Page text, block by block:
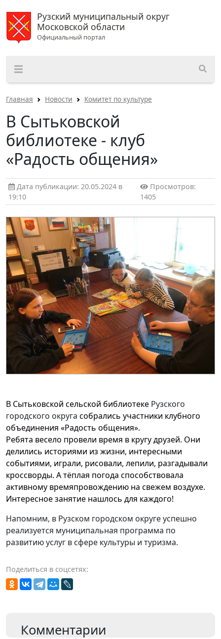
Рузский муниципальный округ
Московской области
Официальный портал
Главная Новости Комитет по культуре
В Сытьковской
библиотеке - клуб
«Радость общения»
Дата публикации: 20.05.2024 в
19:10
Просмотров:
1405
В Сытьковской сельской библиотеке Рузского
городского округа собрались участники клубного
объединения «Радость общения».
Ребята весело провели время в кругу друзей. Они
делились историями из жизни, интересными
событиями, играли, рисовали, лепили, разгадывали
кроссворды. А тёплая погода способствовала
активному времяпровождению на свежем воздухе.
Интересное занятие нашлось для каждого!
Напомним, в Рузском городском округе успешно
реализуется муниципальная программа по
развитию услуг в сфере культуры и туризма.
Поделиться в соцсетях:
Комментарии